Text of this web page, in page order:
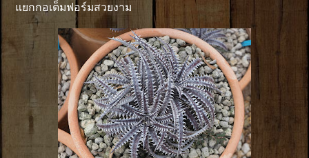
แยกกอเต็มฟอร์มสวยงาม